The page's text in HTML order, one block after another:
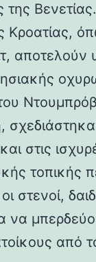
Κροατίας,
αποτελούν
στις
τοπικής
στενοί,
να
από